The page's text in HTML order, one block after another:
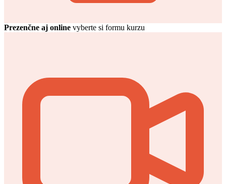
Prezenčne aj online vyberte si formu kurzu